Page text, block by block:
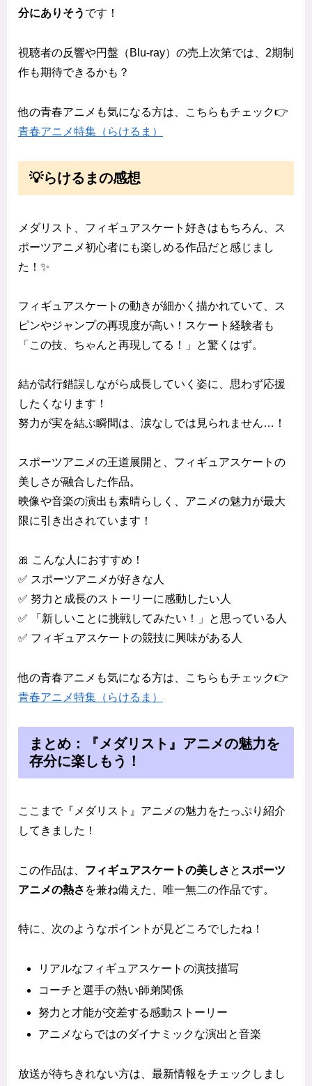
分にありそう です！
視聴者の反響や円盤（Blu-ray）の売上次第では、2期制
作も期待できるかも？
他の青春アニメも気になる方は、こちらもチェック👉
青春アニメ特集（らけるま）
💡らけるまの感想
メダリスト、フィギュアスケート好きはもちろん、ス
ポーツアニメ初心者にも楽しめる作品だと感じまし
た！✨
フィギュアスケートの動きが細かく描かれていて、ス
ピンやジャンプの再現度が高い！スケート経験者も
「この技、ちゃんと再現してる！」と驚くはず。
結が試行錯誤しながら成長していく姿に、思わず応援
したくなります！
努力が実を結ぶ瞬間は、涙なしでは見られません…！
スポーツアニメの王道展開と、フィギュアスケートの
美しさが融合した作品。
映像や音楽の演出も素晴らしく、アニメの魅力が最大
限に引き出されています！
🎀 こんな人におすすめ！
✅ スポーツアニメが好きな人
✅ 努力と成長のストーリーに感動したい人
✅ 「新しいことに挑戦してみたい！」と思っている人
✅ フィギュアスケートの競技に興味がある人
他の青春アニメも気になる方は、こちらもチェック👉
青春アニメ特集（らけるま）
まとめ：『メダリスト』アニメの魅力を
存分に楽しもう！
ここまで『メダリスト』アニメの魅力をたっぷり紹介
してきました！
この作品は、 フィギュアスケートの美しさ と スポーツ
アニメの熱さ を兼ね備えた、唯一無二の作品です。
特に、次のようなポイントが見どころでしたね！
リアルなフィギュアスケートの演技描写
コーチと選手の熱い師弟関係
努力と才能が交差する感動ストーリー
アニメならではのダイナミックな演出と音楽
放送が待ちきれない方は、最新情報をチェックしまし